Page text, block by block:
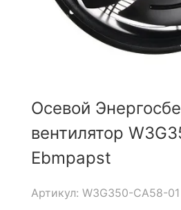
Осевой
вентилятор
Ebmpapst
Артикул: W3G350-CA58-01